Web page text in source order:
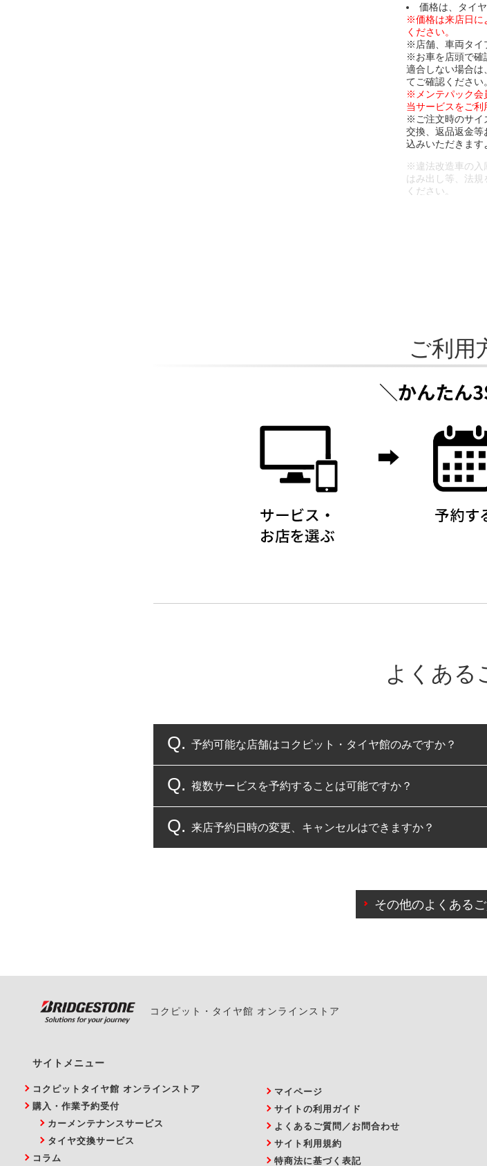
価格は、タイ
※価格は来店日に
ください。
※店舗、車両タイ
※お車を店頭で確
適合しない場合は
てご確認ください
※メンテパック会
当サービスをご利
※ご注文時のサイ
交換、返品返金等
込みいただきます
※違法改造車の入
はみ出し等、法
ください。
ご利用
よくある
予約可能な店舗はコクピット・タイヤ館のみですか？
コクピット・タイヤ館のみとなります。
複数サービスを予約することは可能ですか？
複数サービスのご予約は可能です。
来店予約日時の変更、キャンセルはできますか？
また、やむを得ない事由によりご予約のキャンセルをご
その他のよくある
コクピット・タイヤ館 オンラインストア
サイトメニュー
コクピットタイヤ館 オンラインストア
購入・作業予約受付
カーメンテナンスサービス
タイヤ交換サービス
コラム
マイページ
サイトの利用ガイド
よくあるご質問／お問合わせ
サイト利用規約
特商法に基づく表記